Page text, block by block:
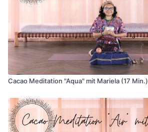
Cacao Meditation "Aqua" mit Mariela (17 Min.)